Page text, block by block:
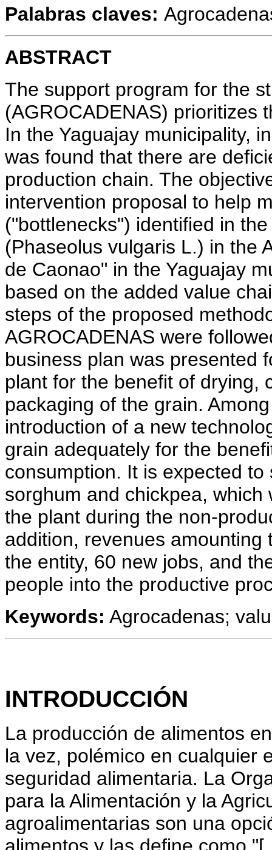
Palabras claves:
ABSTRACT
The support program for the
(AGROCADENAS) prioritizes
In the Yaguajay municipality,
was found that there are
production chain. The
intervention proposal to help
("bottlenecks") identified in
(Phaseolus vulgaris L.) in the
de Caonao" in the Yaguajay
based on the added value
steps of the proposed
AGROCADENAS were
business plan was presented
plant for the benefit of drying,
packaging of the grain.
introduction of a new
grain adequately for the
consumption. It is expected
sorghum and chickpea,
the plant during the non-
addition, revenues
the entity, 60 new jobs, and
people into the productive
Keywords: Agrocadenas;
INTRODUCCIÓN
La producción de alimentos
la vez, polémico en cualquier
seguridad alimentaria. La
para la Alimentación y la
agroalimentarias son una